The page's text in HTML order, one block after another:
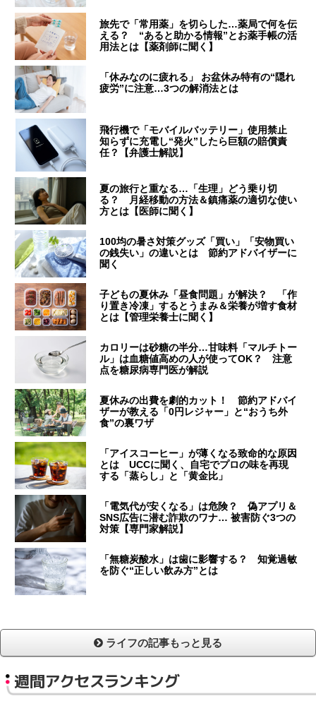
旅先で「常用薬」を切らした…薬局で何を伝
える？ “あると助かる情報”とお薬手帳の活
用法とは【薬剤師に聞く】
「休みなのに疲れる」 お盆休み特有の“隠れ
疲労”に注意…3つの解消法とは
飛行機で「モバイルバッテリー」使用禁止
知らずに充電し“発火”したら巨額の賠償責
任？【弁護士解説】
夏の旅行と重なる…「生理」どう乗り切
る？ 月経移動の方法＆鎮痛薬の適切な使い
方とは【医師に聞く】
100均の暑さ対策グッズ「買い」「安物買い
の銭失い」の違いとは 節約アドバイザーに
聞く
子どもの夏休み「昼食問題」が解決？ 「作
り置き冷凍」するとうまみ＆栄養が増す食材
とは【管理栄養士に聞く】
カロリーは砂糖の半分…甘味料「マルチトー
ル」は血糖値高めの人が使ってOK？ 注意
点を糖尿病専門医が解説
夏休みの出費を劇的カット！ 節約アドバイ
ザーが教える「0円レジャー」と“おうち外
食”の裏ワザ
「アイスコーヒー」が薄くなる致命的な原因
とは UCCに聞く、自宅でプロの味を再現
する「蒸らし」と「黄金比」
「電気代が安くなる」は危険？ 偽アプリ＆
SNS広告に潜む詐欺のワナ… 被害防ぐ3つの
対策【専門家解説】
「無糖炭酸水」は歯に影響する？ 知覚過敏
を防ぐ“正しい飲み方”とは
ライフの記事もっと見る
週間アクセスランキング